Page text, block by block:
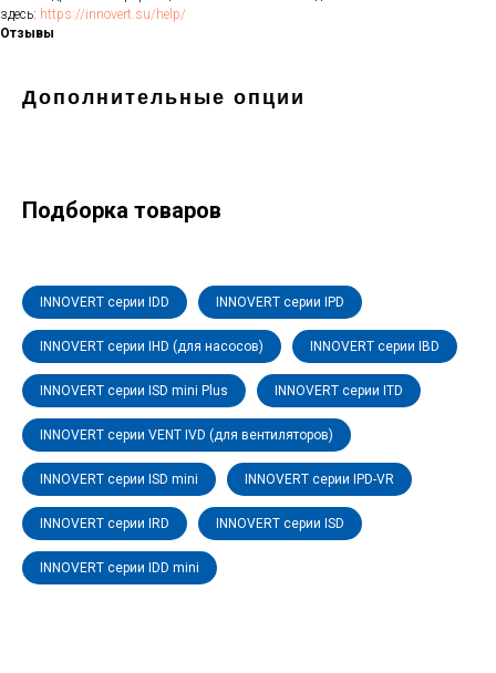
здесь: https://innovert.su/help/
Отзывы
Дополнительные опции
Подборка товаров
INNOVERT серии IDD INNOVERT серии IPD
INNOVERT серии IHD (для насосов) INNOVERT серии IBD
INNOVERT серии ISD mini Plus INNOVERT серии ITD
INNOVERT серии VENT IVD (для вентиляторов)
INNOVERT серии ISD mini INNOVERT серии IPD-VR
INNOVERT серии IRD INNOVERT серии ISD
INNOVERT серии IDD mini